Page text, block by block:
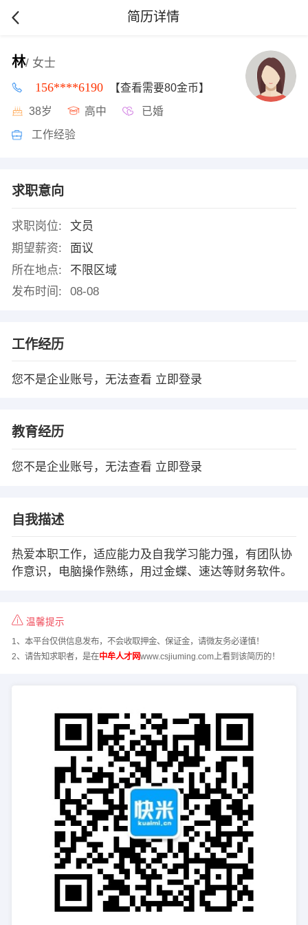
简历详情
林/ 女士
156****6190 【查看需要80金币】
38岁 高中 已婚
工作经验
求职意向
求职岗位:
文员
期望薪资:
面议
所在地点:
不限区域
发布时间:
08-08
工作经历
您不是企业账号，无法查看 立即登录
教育经历
您不是企业账号，无法查看 立即登录
自我描述
热爱本职工作，适应能力及自我学习能力强，有团队协
作意识，电脑操作熟练，用过金蝶、速达等财务软件。
温馨提示
1、本平台仅供信息发布，不会收取押金、保证金，请微友务必谨慎！
2、请告知求职者，是在中牟人才网www.csjiuming.com上看到该简历的！